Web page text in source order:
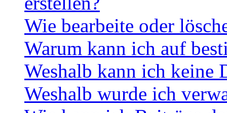
Wie bearbeite oder
Warum kann ich auf
Weshalb kann ich keine
Weshalb wurde ich